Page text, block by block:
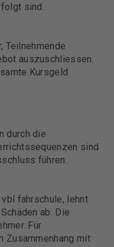
sind.
Teilnehmende
auszuschliessen.
Kursgeld
durch die
sind
führen.
fahrschule, lehnt
ab. Die
Für
Zusammenhang mit